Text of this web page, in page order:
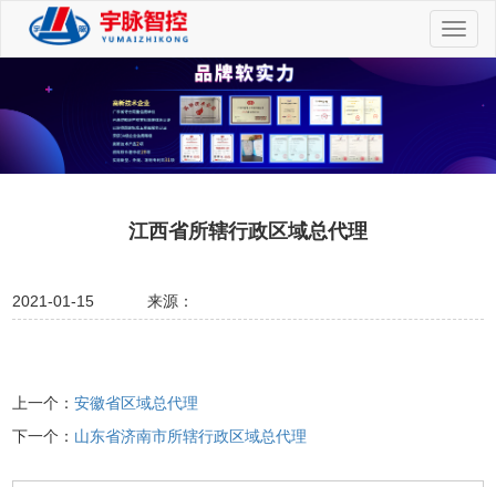
切
换
江西省所辖行政区域总代理
2021-01-15 来源：
上一个：安徽省区域总代理
下一个： 山东省济南市所辖行政区域总代理